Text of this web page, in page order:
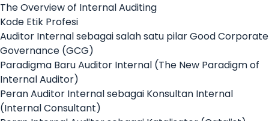
The Overview of Internal Auditing
Kode Etik Profesi
Auditor Internal sebagai salah satu pilar Good Corporate
Governance (GCG)
Paradigma Baru Auditor Internal (The New Paradigm of
Internal Auditor)
Peran Auditor Internal sebagai Konsultan Internal
(Internal Consultant)